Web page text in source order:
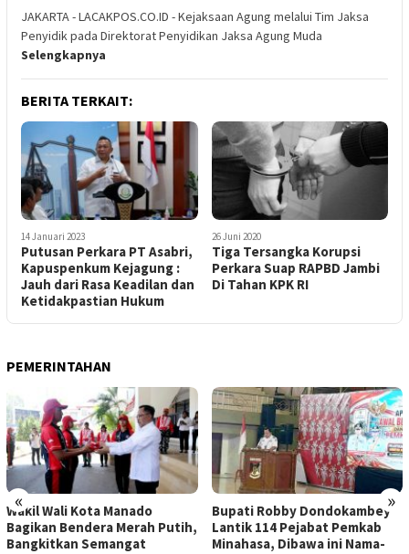
JAKARTA - LACAKPOS.CO.ID - Kejaksaan Agung melalui Tim Jaksa
Penyidik pada Direktorat Penyidikan Jaksa Agung Muda
Selengkapnya
BERITA TERKAIT:
14 Januari 2023
Putusan Perkara PT Asabri,
Kapuspenkum Kejagung :
Jauh dari Rasa Keadilan dan
Ketidakpastian Hukum
26 Juni 2020
Tiga Tersangka Korupsi
Perkara Suap RAPBD Jambi
Di Tahan KPK RI
PEMERINTAHAN
« »
Wakil Wali Kota Manado
Bagikan Bendera Merah Putih,
Bangkitkan Semangat
Bupati Robby Dondokambey
Lantik 114 Pejabat Pemkab
Minahasa, Dibawa ini Nama-